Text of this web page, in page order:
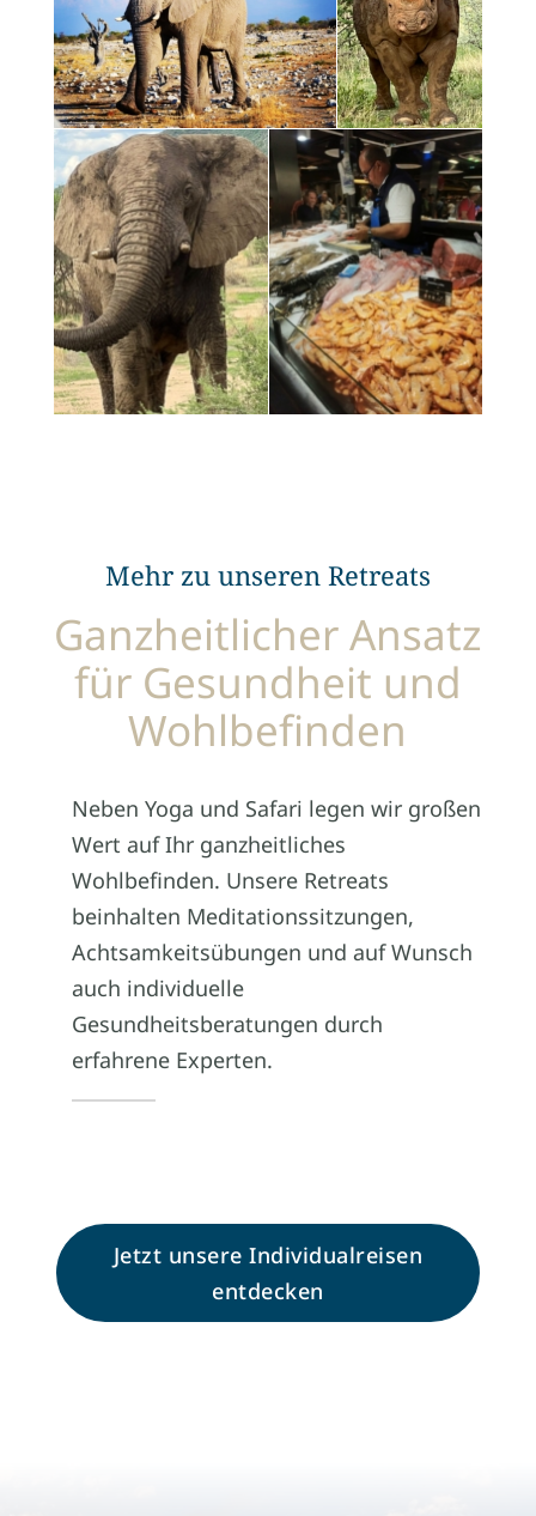
Mehr zu unseren Retreats
Ganzheitlicher Ansatz
für Gesundheit und
Wohlbefinden
Neben Yoga und Safari legen wir großen
Wert auf Ihr ganzheitliches
Wohlbefinden. Unsere Retreats
beinhalten Meditationssitzungen,
Achtsamkeitsübungen und auf Wunsch
auch individuelle
Gesundheitsberatungen durch
erfahrene Experten.
Jetzt unsere Individualreisen
entdecken